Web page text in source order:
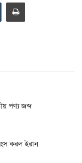
পণ্য জব্দ
করল ইরান